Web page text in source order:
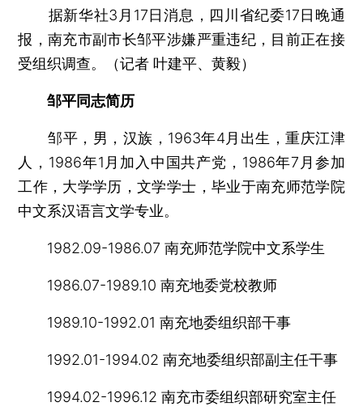
据新华社3月17日消息，四川省纪委17日晚通
报，南充市副市长邹平涉嫌严重违纪，目前正在接
受组织调查。（记者 叶建平、黄毅）
邹平同志简历
邹平，男，汉族，1963年4月出生，重庆江津
人，1986年1月加入中国共产党，1986年7月参加
工作，大学学历，文学学士，毕业于南充师范学院
中文系汉语言文学专业。
1982.09-1986.07 南充师范学院中文系学生
1986.07-1989.10 南充地委党校教师
1989.10-1992.01 南充地委组织部干事
1992.01-1994.02 南充地委组织部副主任干事
1994.02-1996.12 南充市委组织部研究室主任